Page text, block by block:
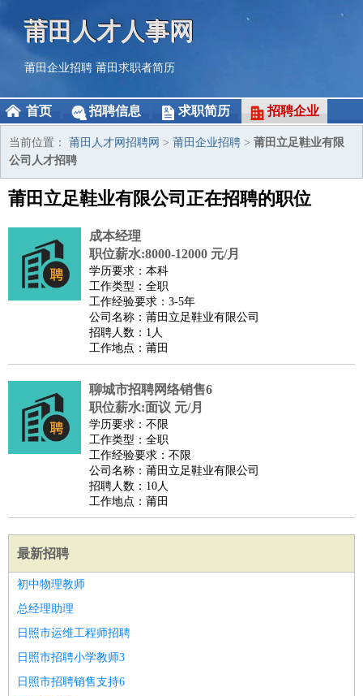
莆田人才人事网
莆田企业招聘 莆田求职者简历
首页 招聘信息 求职简历 招聘企业
当前位置： 莆田人才网招聘网 > 莆田企业招聘 > 莆田立足鞋业有限
公司人才招聘
莆田立足鞋业有限公司正在招聘的职位
成本经理
职位薪水:8000-12000 元/月
学历要求：本科
工作类型：全职
工作经验要求：3-5年
公司名称：莆田立足鞋业有限公司
招聘人数：1人
工作地点：莆田
聊城市招聘网络销售6
职位薪水:面议 元/月
学历要求：不限
工作类型：全职
工作经验要求：不限
公司名称：莆田立足鞋业有限公司
招聘人数：10人
工作地点：莆田
最新招聘
初中物理教师
总经理助理
日照市运维工程师招聘
日照市招聘小学教师3
日照市招聘销售支持6